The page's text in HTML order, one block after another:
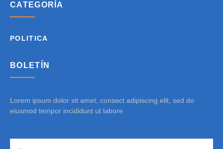
CATEGORÍA
POLITICA
BOLETÍN
Lorem ipsum dolor sit amet, consect adipiscing elit, sed do
eiusmod tempor incididunt ut labore